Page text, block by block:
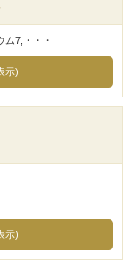
7,・・・
示)
示)